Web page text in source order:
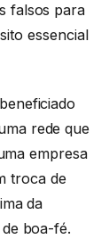
falsos para
essencial
rede que
empresa
troca de
da
boa-fé.